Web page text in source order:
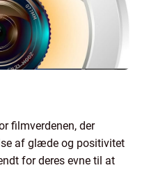
filmverdenen, der
af glæde og positivitet
for deres evne til at